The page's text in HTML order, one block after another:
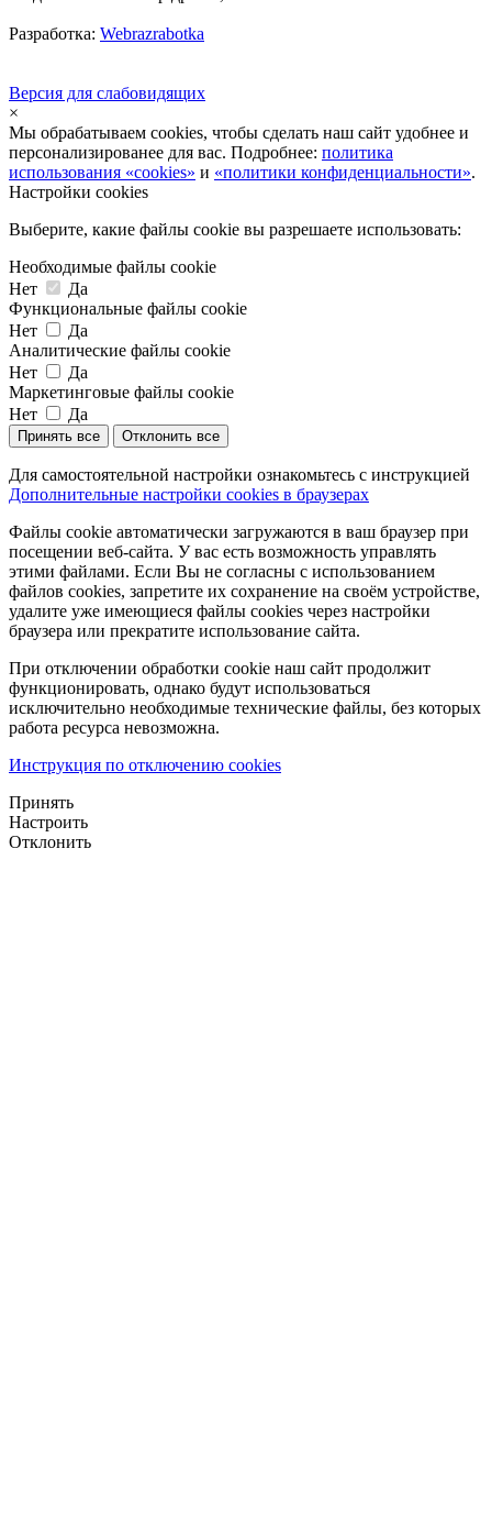
Разработка: Webrazrabotka
Версия для слабовидящих
×
Мы обрабатываем cookies, чтобы сделать наш сайт удобнее и
персонализированее для вас. Подробнее: политика
использования «cookies» и «политики конфиденциальности».
Настройки cookies
Выберите, какие файлы cookie вы разрешаете использовать:
Необходимые файлы cookie
Нет
Да
Функциональные файлы cookie
Нет
Да
Аналитические файлы cookie
Нет
Да
Маркетинговые файлы cookie
Нет
Да
Принять все Отклонить все
Для самостоятельной настройки ознакомьтесь с инструкцией
Дополнительные настройки cookies в браузерах
Файлы cookie автоматически загружаются в ваш браузер при
посещении веб-сайта. У вас есть возможность управлять
этими файлами. Если Вы не согласны с использованием
файлов cookies, запретите их сохранение на своём устройстве,
удалите уже имеющиеся файлы cookies через настройки
браузера или прекратите использование сайта.
При отключении обработки cookie наш сайт продолжит
функционировать, однако будут использоваться
исключительно необходимые технические файлы, без которых
работа ресурса невозможна.
Инструкция по отключению cookies
Принять
Настроить
Отклонить